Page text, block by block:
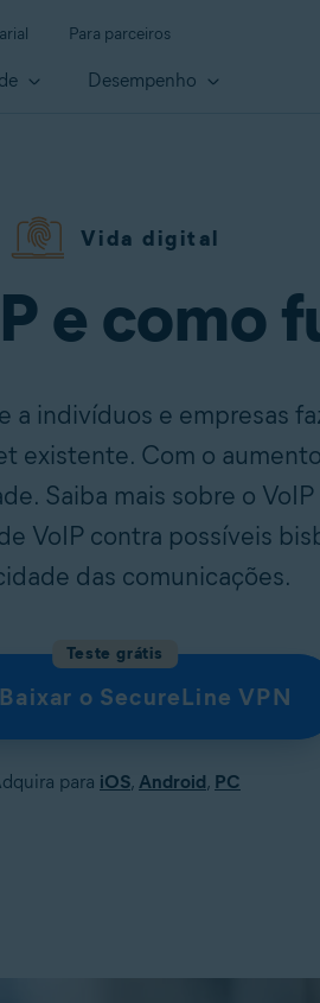
Para parceiros
Desempenho
Vida digital
e como
indivíduos e empresas
existente. Com o
Saiba mais sobre o
VoIP contra possíveis
das comunicações.
Teste grátis
Baixar o SecureLine VPN
para iOS, Android, PC